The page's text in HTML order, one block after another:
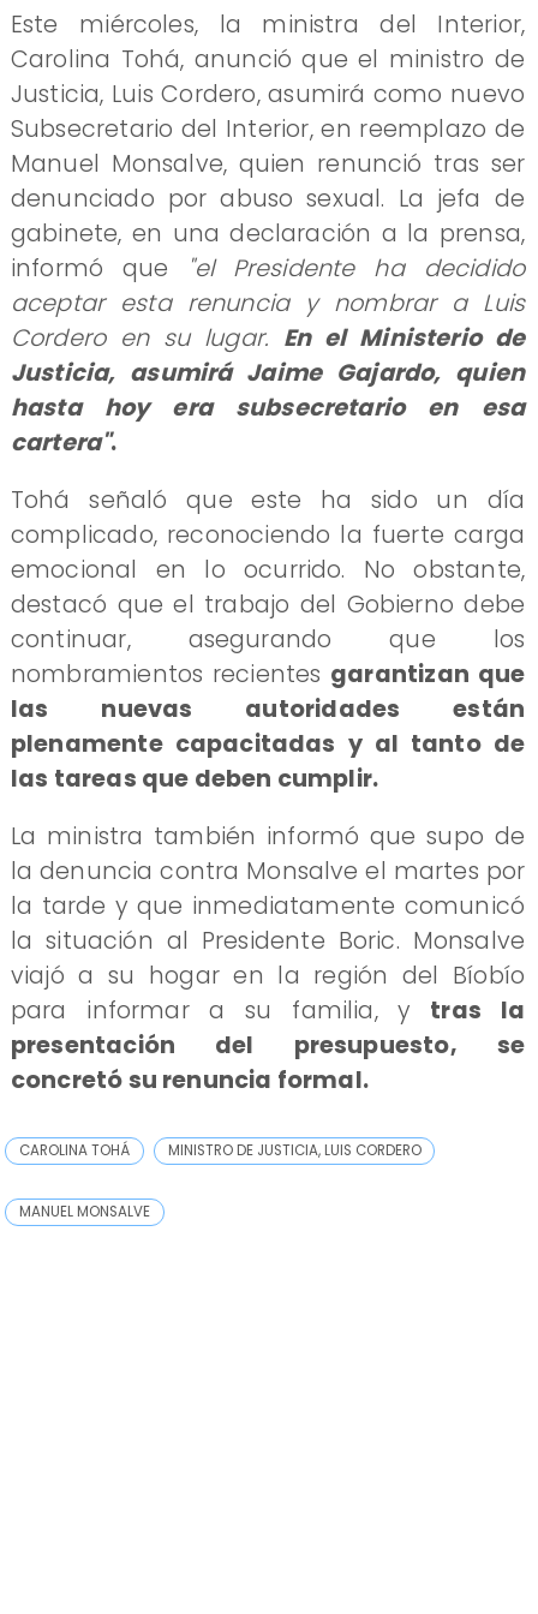
Este miércoles, la ministra del Interior,
Carolina Tohá, anunció que el ministro de
Justicia, Luis Cordero, asumirá como nuevo
Subsecretario del Interior, en reemplazo de
Manuel Monsalve, quien renunció tras ser
denunciado por abuso sexual. La jefa de
gabinete, en una declaración a la prensa,
informó que
"el Presidente ha decidido
aceptar esta renuncia y nombrar a Luis
Cordero en su lugar. En el Ministerio de
Justicia, asumirá Jaime Gajardo, quien
hasta hoy era subsecretario en esa
cartera".
Tohá señaló que este ha sido un día
complicado, reconociendo la fuerte carga
emocional en lo ocurrido. No obstante,
destacó que el trabajo del Gobierno debe
continuar, asegurando que los
nombramientos recientes garantizan que
las nuevas autoridades están
plenamente capacitadas y al tanto de
las tareas que deben cumplir.
La ministra también informó que supo de
la denuncia contra Monsalve el martes por
la tarde y que inmediatamente comunicó
la situación al Presidente Boric. Monsalve
viajó a su hogar en la región del Bíobío
para informar a su familia, y tras la
presentación del presupuesto, se
concretó su renuncia formal.
CAROLINA TOHÁ MINISTRO DE JUSTICIA, LUIS CORDERO
MANUEL MONSALVE